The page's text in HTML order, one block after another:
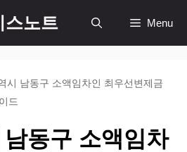
스노트 Menu
시 남동구 소액임차인 최우선변제금
드
동구 소액임차